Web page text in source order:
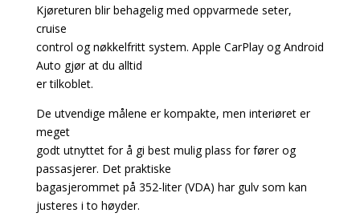
Kjøreturen blir behagelig med oppvarmede seter,
cruise
control og nøkkelfritt system. Apple CarPlay og Android
Auto gjør at du alltid
er tilkoblet.
De utvendige målene er kompakte, men interiøret er
meget
godt utnyttet for å gi best mulig plass for fører og
passasjerer. Det praktiske
bagasjerommet på 352-liter (VDA) har gulv som kan
justeres i to høyder.